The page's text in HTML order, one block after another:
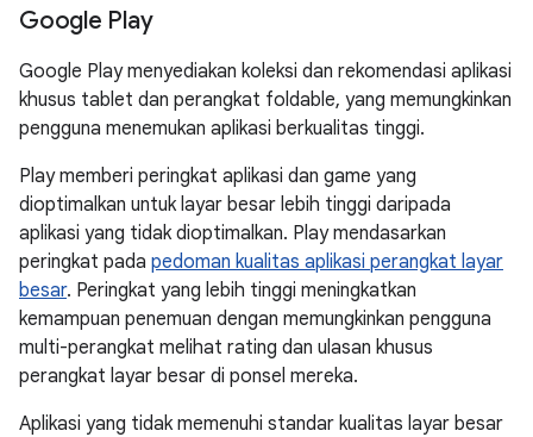
Google Play
Google Play menyediakan koleksi dan rekomendasi aplikasi
khusus tablet dan perangkat foldable, yang memungkinkan
pengguna menemukan aplikasi berkualitas tinggi.
Play memberi peringkat aplikasi dan game yang
dioptimalkan untuk layar besar lebih tinggi daripada
aplikasi yang tidak dioptimalkan. Play mendasarkan
peringkat pada pedoman kualitas aplikasi perangkat layar
besar. Peringkat yang lebih tinggi meningkatkan
kemampuan penemuan dengan memungkinkan pengguna
multi-perangkat melihat rating dan ulasan khusus
perangkat layar besar di ponsel mereka.
Aplikasi yang tidak memenuhi standar kualitas layar besar